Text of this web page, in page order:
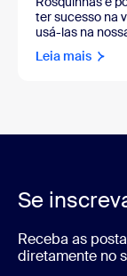
ter sucesso na
usá-las na
Leia mais
Se
Receba as
diretamente no